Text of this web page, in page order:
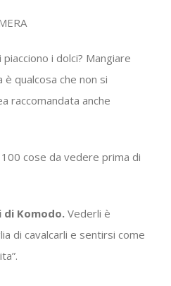
piacciono i dolci? Mangiare
è qualcosa che non si
raccomandata anche
di Komodo. Vederli è
di cavalcarli e sentirsi come